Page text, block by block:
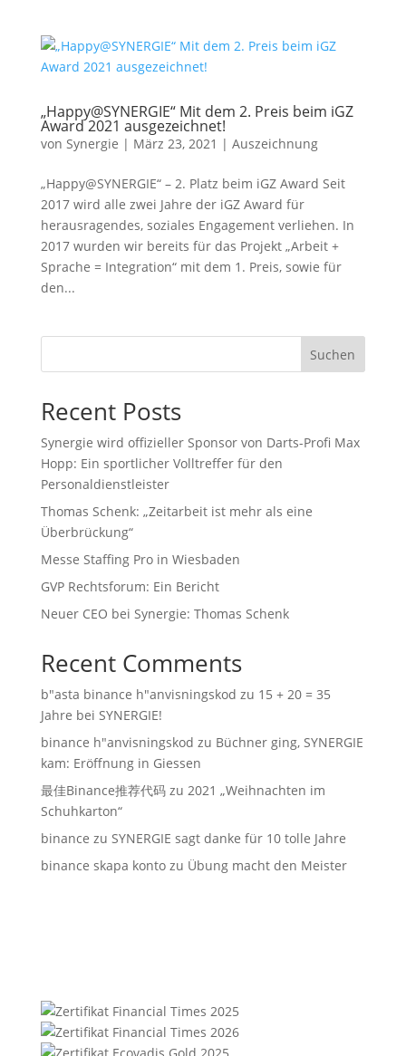
„Happy@SYNERGIE“ Mit dem 2. Preis beim iGZ
Award 2021 ausgezeichnet!
von Synergie | März 23, 2021 | Auszeichnung
„Happy@SYNERGIE“ – 2. Platz beim iGZ Award Seit
2017 wird alle zwei Jahre der iGZ Award für
herausragendes, soziales Engagement verliehen. In
2017 wurden wir bereits für das Projekt „Arbeit +
Sprache = Integration“ mit dem 1. Preis, sowie für
den...
Suchen
Recent Posts
Synergie wird offizieller Sponsor von Darts-Profi Max
Hopp: Ein sportlicher Volltreffer für den
Personaldienstleister
Thomas Schenk: „Zeitarbeit ist mehr als eine
Überbrückung“
Messe Staffing Pro in Wiesbaden
GVP Rechtsforum: Ein Bericht
Neuer CEO bei Synergie: Thomas Schenk
Recent Comments
b"asta binance h"anvisningskod zu 15 + 20 = 35
Jahre bei SYNERGIE!
binance h"anvisningskod zu Büchner ging, SYNERGIE
kam: Eröffnung in Giessen
最佳Binance推荐代码zu 2021 „Weihnachten im
Schuhkarton“
binance zu SYNERGIE sagt danke für 10 tolle Jahre
binance skapa kontozu Übung macht den Meister